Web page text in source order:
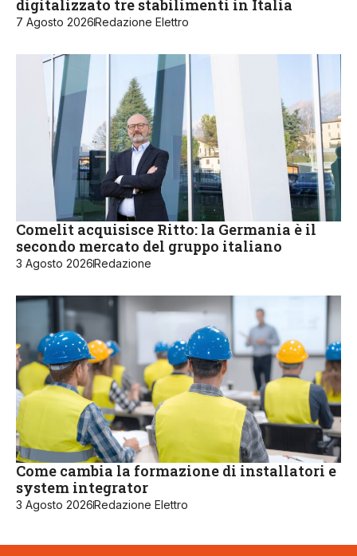
digitalizzato tre stabilimenti in Italia
7 Agosto 2026Redazione Elettro
Comelit acquisisce Ritto: la Germania è il
secondo mercato del gruppo italiano
3 Agosto 2026Redazione
Come cambia la formazione di installatori e
system integrator
3 Agosto 2026Redazione Elettro